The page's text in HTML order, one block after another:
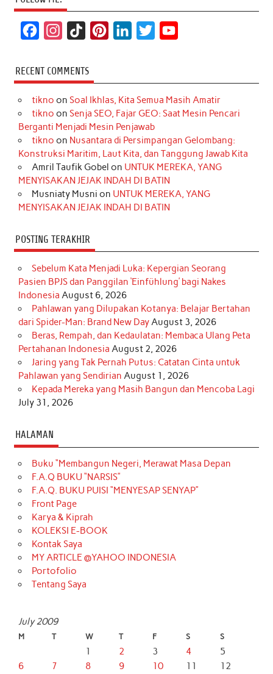
c
e
b
o
k
s
t
a
r
a
m
k
T
o
k
t
e
r
e
s
t
k
e
d
I
n
t
t
r
T
u
e
RECENT COMMENTS
tikno on Soal Ikhlas, Kita Semua Masih Amatir
tikno on Senja SEO, Fajar GEO: Saat Mesin Pencari
Berganti Menjadi Mesin Penjawab
tikno on Nusantara di Persimpangan Gelombang:
Konstruksi Maritim, Laut Kita, dan Tanggung Jawab Kita
Amril Taufik Gobel on UNTUK MEREKA, YANG
MENYISAKAN JEJAK INDAH DI BATIN
Musniaty Musni on UNTUK MEREKA, YANG
MENYISAKAN JEJAK INDAH DI BATIN
POSTING TERAKHIR
Sebelum Kata Menjadi Luka: Kepergian Seorang
Pasien BPJS dan Panggilan ‘Einfühlung’ bagi Nakes
Indonesia August 6, 2026
Pahlawan yang Dilupakan Kotanya: Belajar Bertahan
dari Spider-Man: Brand New DayAugust 3, 2026
Beras, Rempah, dan Kedaulatan: Membaca Ulang Peta
Pertahanan Indonesia August 2, 2026
Jaring yang Tak Pernah Putus: Catatan Cinta untuk
Pahlawan yang Sendirian August 1, 2026
Kepada Mereka yang Masih Bangun dan Mencoba Lagi
July 31, 2026
HALAMAN
Buku “Membangun Negeri, Merawat Masa Depan
F.A.Q BUKU “NARSIS”
F.A.Q. BUKU PUISI “MENYESAP SENYAP”
Front Page
Karya & Kiprah
KOLEKSI E-BOOK
Kontak Saya
MY ARTICLE @YAHOO INDONESIA
Portofolio
Tentang Saya
July 2009
M T W T F S S
1 2 3 4
5
6
7 8 9 10 11 12